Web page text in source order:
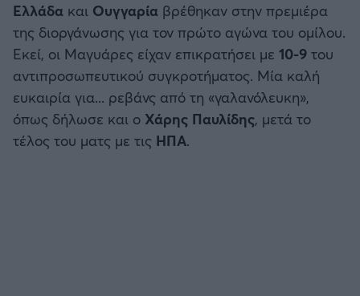
Ελλάδα και Ουγγαρία βρέθηκαν στην πρεμιέρα
της διοργάνωσης για τον πρώτο αγώνα του ομίλου.
Εκεί, οι Μαγυάρες είχαν επικρατήσει με 10-9 του
αντιπροσωπευτικού συγκροτήματος. Μία καλή
ευκαιρία για... ρεβάνς από τη «γαλανόλευκη»,
όπως δήλωσε και ο Χάρης Παυλίδης, μετά το
τέλος του ματς με τις ΗΠΑ.